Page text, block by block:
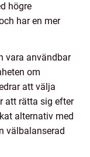
högre
har en mer
vara användbar
om
att välja
att rätta sig efter
alternativ med
välbalanserad